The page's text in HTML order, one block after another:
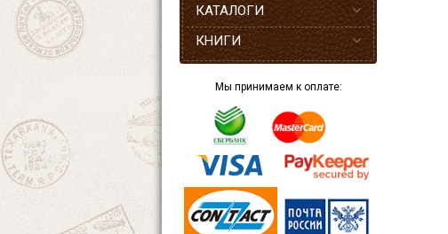
КАТАЛОГИ
КНИГИ
Мы принимаем к оплате: